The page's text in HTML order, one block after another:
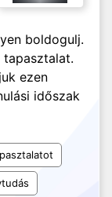
boldogulj.
ezen
időszak